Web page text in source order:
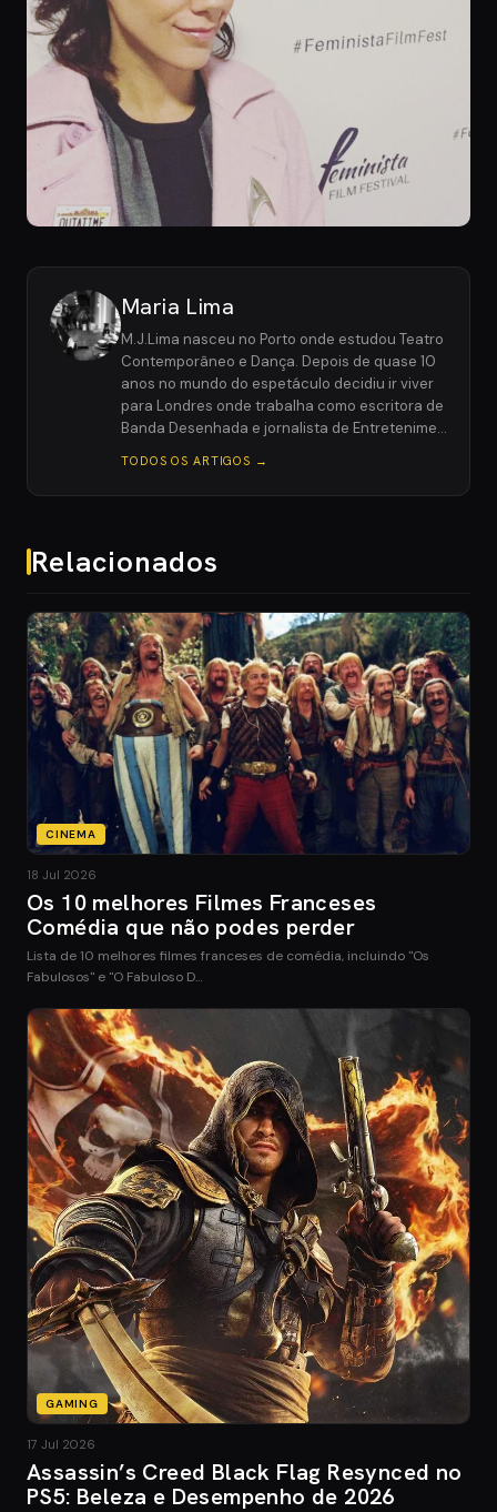
Maria Lima
M.J.Lima nasceu no Porto onde estudou Teatro
Contemporâneo e Dança. Depois de quase 10
anos no mundo do espetáculo decidiu ir viver
para Londres onde trabalha como escritora de
Banda Desenhada e jornalista de Entretenime…
TODOS OS ARTIGOS →
Relacionados
CINEMA
18 Jul 2026
Os 10 melhores Filmes Franceses
Comédia que não podes perder
Lista de 10 melhores filmes franceses de comédia, incluindo "Os
Fabulosos" e "O Fabuloso D…
GAMING
17 Jul 2026
Assassin’s Creed Black Flag Resynced no
PS5: Beleza e Desempenho de 2026